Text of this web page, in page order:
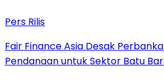
Pers Rilis
Fair Finance Asia Desak
Pendanaan untuk Sektor Batu